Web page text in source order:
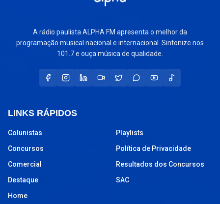
A rádio paulista ALPHA FM apresenta o melhor da
programação musical nacional e internacional. Sintonize nos
101.7 e ouça música de qualidade.
LINKS RÁPIDOS
Colunistas
Concursos
Comercial
Destaque
Home
Playlists
Política de Privacidade
Resultados dos Concursos
SAC